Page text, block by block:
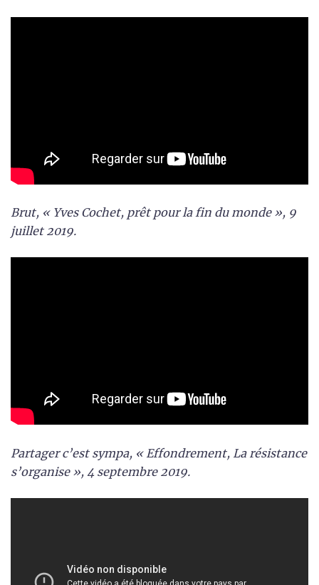
Brut, « Yves Cochet, prêt pour la fin du monde », 9
juillet 2019.
Partager c’est sympa, « Effondrement, La résistance
s’organise », 4 septembre 2019.